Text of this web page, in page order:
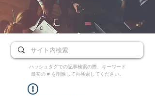
ハッシュタグでの記事検索の際、キーワード
最初の # を削除して再検索してください。